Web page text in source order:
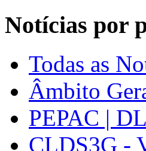
Notícias por
Todas as
Âmbito
PEPAC |
CLDS3G -